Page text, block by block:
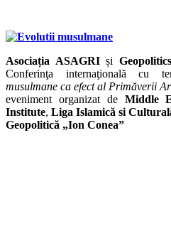
Asociația ASAGRIși
Conferinţa internaţională cu
musulmane ca efect al Primăverii
eveniment organizat de Middle
Institute,Liga Islamică si
Geopolitică „Ion Conea”